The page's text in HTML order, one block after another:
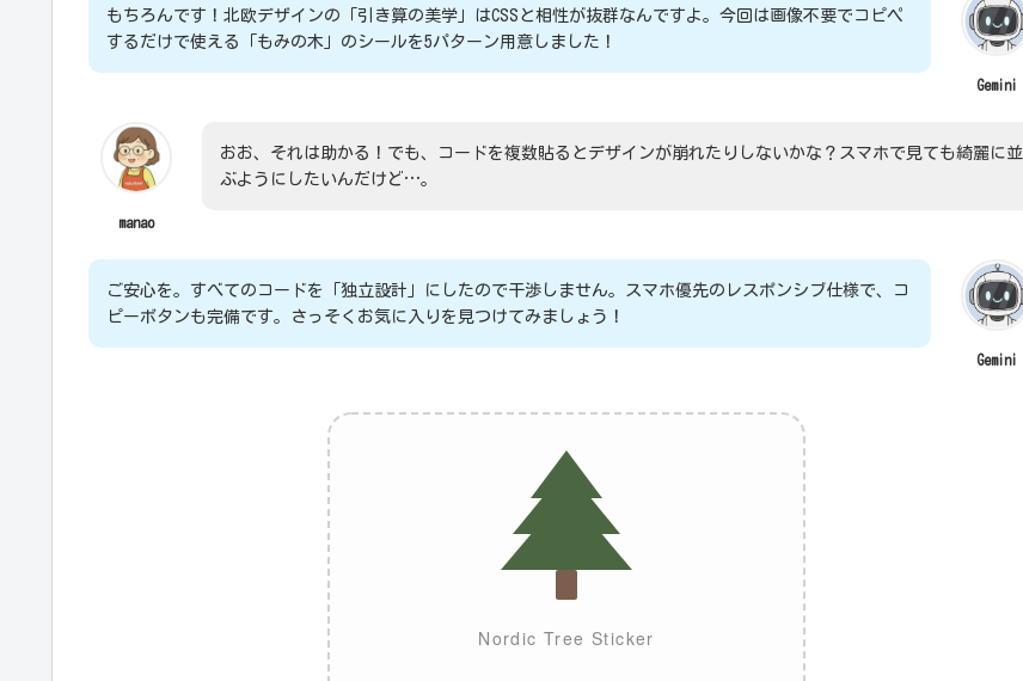
Gemini
もちろんです！北欧デザインの「引き算の美学」はCSSと相性が抜群なんですよ。今回は画像不要でコピペ
するだけで使える「もみの木」のシールを5パターン用意しました！
manao
おお、それは助かる！でも、コードを複数貼るとデザインが崩れたりしないかな？スマホで見ても綺麗に並
ぶようにしたいんだけど…。
Gemini
ご安心を。すべてのコードを「独立設計」にしたので干渉しません。スマホ優先のレスポンシブ仕様で、コ
ピーボタンも完備です。さっそくお気に入りを見つけてみましょう！
Nordic Tree Sticker